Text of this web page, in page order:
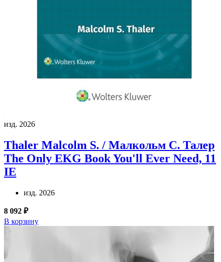
изд. 2026
Thaler Malcolm S. / Малкольм С. Талер
The Only EKG Book You'll Ever Need, 11
IE
изд. 2026
8 092 ₽
В корзину